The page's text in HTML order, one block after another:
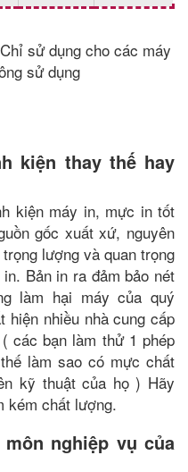
sử dụng cho các máy
sử dụng
kiện thay thế hay
kiện máy in, mực in tốt
gốc xuất xứ, nguyên
lượng và quan trọng
Bản in ra đảm bảo nét
làm hại máy của quý
hiện nhiều nhà cung cấp
( các bạn làm thử 1 phép
làm sao có mực chất
kỹ thuật của họ ) Hãy
kém chất lượng.
nghiệp vụ của